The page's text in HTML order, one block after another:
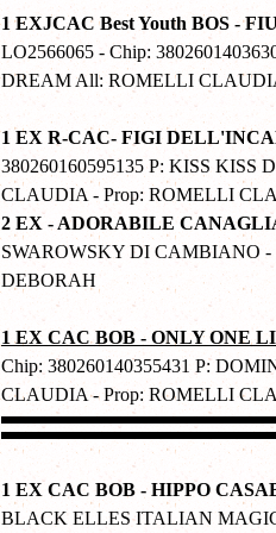
1 EXJCAC Best Youth BOS -
LO2566065 - Chip:
DREAM All: ROMELLI
1 EX R-CAC- FIGI
380260160595135 P: KISS
CLAUDIA - Prop: ROMELLI
2 EX - ADORABILE
SWAROWSKY DI CAMBIANO
DEBORAH
1 EX CAC BOB - ONLY ONE
Chip: 380260140355431 P:
CLAUDIA - Prop: ROMELLI
1 EX CAC BOB- HIPPO
BLACK ELLES ITALIAN